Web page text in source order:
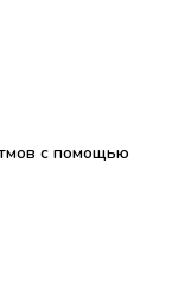
с помощью